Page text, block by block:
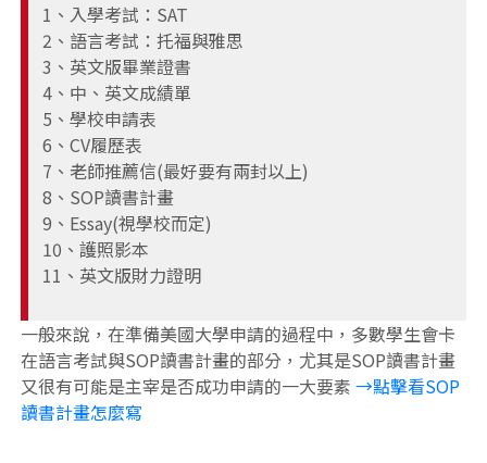
1、入學考試：SAT
2、語言考試：托福與雅思
3、英文版畢業證書
4、中、英文成績單
5、學校申請表
6、CV履歷表
7、老師推薦信(最好要有兩封以上)
8、SOP讀書計畫
9、Essay(視學校而定)
10、護照影本
11、英文版財力證明
一般來說，在準備美國大學申請的過程中，多數學生會卡
在語言考試與SOP讀書計畫的部分，尤其是SOP讀書計畫
又很有可能是主宰是否成功申請的一大要素 →點擊看SOP
讀書計畫怎麼寫